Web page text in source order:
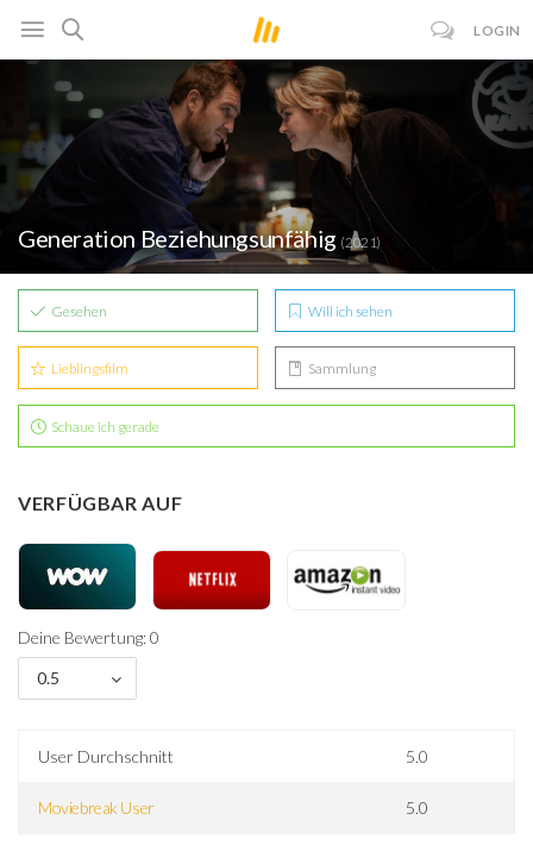
LOGIN
Generation Beziehungsunfähig (2021)
Gesehen Will ich sehen
Lieblingsfilm Sammlung
Schaue ich gerade
VERFÜGBAR AUF
Deine Bewertung: 0
0.5
User Durchschnitt 5.0
Moviebreak User 5.0